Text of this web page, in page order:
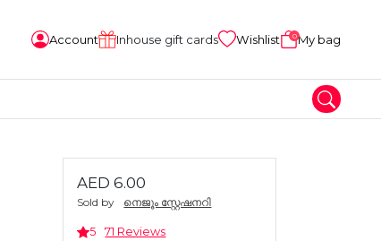
Account Inhouse gift cards Wishlist 0My bag
AED 6.00
Sold by നെജൂം സ്റ്റേഷനറി
5 71 Reviews